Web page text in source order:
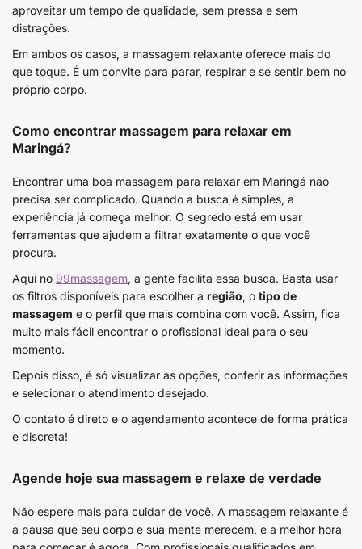
aproveitar um tempo de qualidade, sem pressa e sem
distrações.
Em ambos os casos, a massagem relaxante oferece mais do
que toque. É um convite para parar, respirar e se sentir bem no
próprio corpo.
Como encontrar massagem para relaxar em
Maringá?
Encontrar uma boa massagem para relaxar em Maringá não
precisa ser complicado. Quando a busca é simples, a
experiência já começa melhor. O segredo está em usar
ferramentas que ajudem a filtrar exatamente o que você
procura.
Aqui no 99massagem, a gente facilita essa busca. Basta usar
os filtros disponíveis para escolher a região, o tipo de
massagem e o perfil que mais combina com você. Assim, fica
muito mais fácil encontrar o profissional ideal para o seu
momento.
Depois disso, é só visualizar as opções, conferir as informações
e selecionar o atendimento desejado.
O contato é direto e o agendamento acontece de forma prática
e discreta!
Agende hoje sua massagem e relaxe de verdade
Não espere mais para cuidar de você. A massagem relaxante é
a pausa que seu corpo e sua mente merecem, e a melhor hora